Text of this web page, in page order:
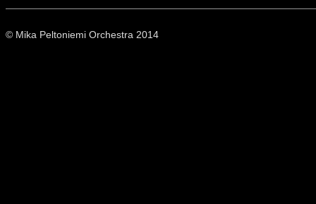
© Mika Peltoniemi Orchestra 2014